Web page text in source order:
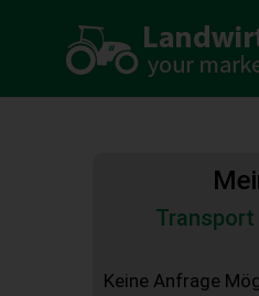
Transport
Keine Anfrage